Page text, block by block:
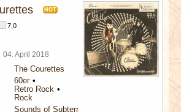
HOT
7,0
04. April 2018
The Courettes
60er
Retro Rock
Rock
Sounds of Subterrania